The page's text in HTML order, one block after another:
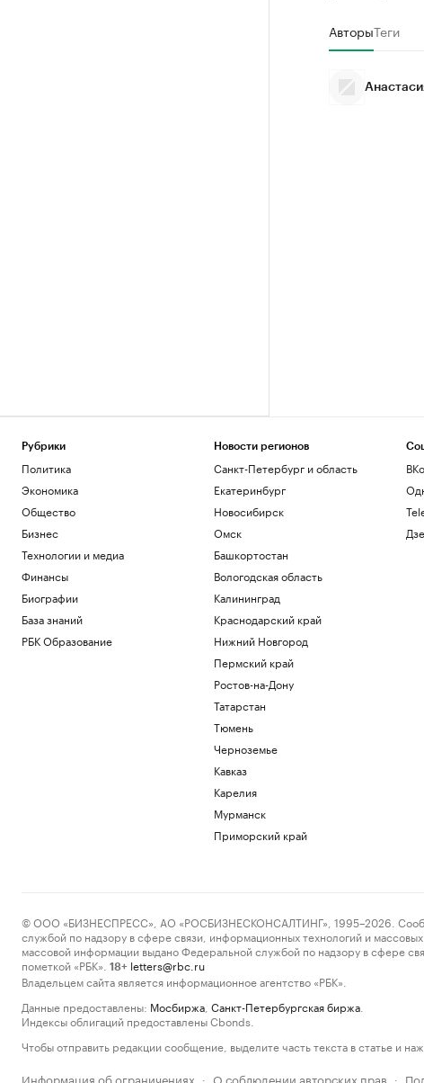
АвторыТеги
Рубрики
Политика
Экономика
Общество
Бизнес
Технологии и медиа
Финансы
Биографии
База знаний
РБК Образование
Новости регионов
Санкт-Петербург и область
Екатеринбург
Новосибирск
Омск
Башкортостан
Вологодская область
Калининград
Краснодарский край
Нижний Новгород
Пермский край
Ростов-на-Дону
Татарстан
Тюмень
Черноземье
Кавказ
Карелия
Мурманск
Приморский край
© ООО «БИЗНЕСПРЕСС», АО «РОСБИЗНЕСКОНСАЛТИНГ», 1995–2026.
службой по надзору в сфере связи, информационных технологий и
массовой информации выдано Федеральной службой по надзору в сфере
пометкой «РБК».
18+ letters@rbc.ru
Владельцем сайта является информационное агентство «РБК».
Данные предоставлены: Мосбиржа Санкт-Петербургская биржа
Индексы облигаций предоставлены Cbonds.
Чтобы отправить редакции сообщение, выделите часть текста в статье и
Информация об ограничениях · О соблюдении авторских прав ·